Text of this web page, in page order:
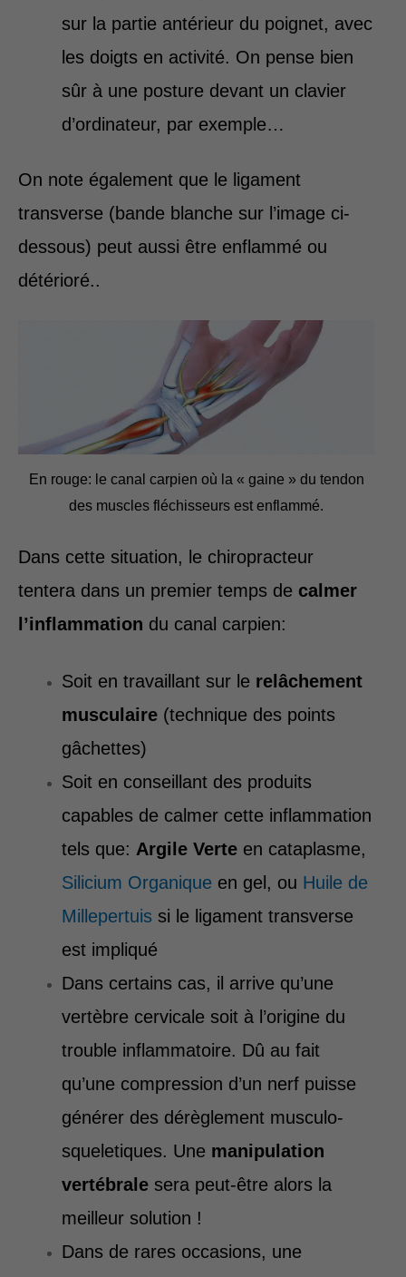
sur la partie antérieur du poignet, avec
les doigts en activité. On pense bien
sûr à une posture devant un clavier
d’ordinateur, par exemple…
On note également que le ligament
transverse (bande blanche sur l’image ci-
dessous) peut aussi être enflammé ou
détérioré..
En rouge: le canal carpien où la « gaine » du tendon
des muscles fléchisseurs est enflammé.
Dans cette situation, le chiropracteur
tentera dans un premier temps de calmer
l’inflammation du canal carpien:
Soit en travaillant sur le relâchement
musculaire (technique des points
gâchettes)
Soit en conseillant des produits
capables de calmer cette inflammation
tels que: Argile Verte en cataplasme,
Silicium Organique en gel, ou Huile de
Millepertuis si le ligament transverse
est impliqué
Dans certains cas, il arrive qu’une
vertèbre cervicale soit à l’origine du
trouble inflammatoire. Dû au fait
qu’une compression d’un nerf puisse
générer des dérèglement musculo-
squeletiques. Une manipulation
vertébrale sera peut-être alors la
meilleur solution !
Dans de rares occasions, une